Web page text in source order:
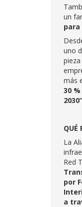
un
uno
más
30
QUÉ
La
Red
por
a